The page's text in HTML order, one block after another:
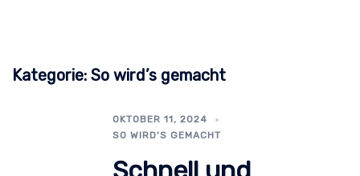
Kategorie: So wird’s gemacht
OKTOBER 11, 2024
SO WIRD'S GEMACHT